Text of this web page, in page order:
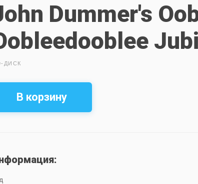
Dummer's
ДИСК
В корзину